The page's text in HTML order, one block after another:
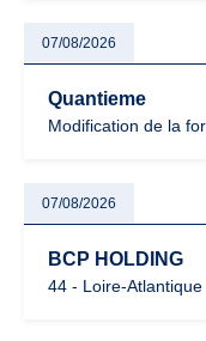
07/08/2026
Quantieme
Modification de la
07/08/2026
BCP HOLDING
44 - Loire-Atlantique